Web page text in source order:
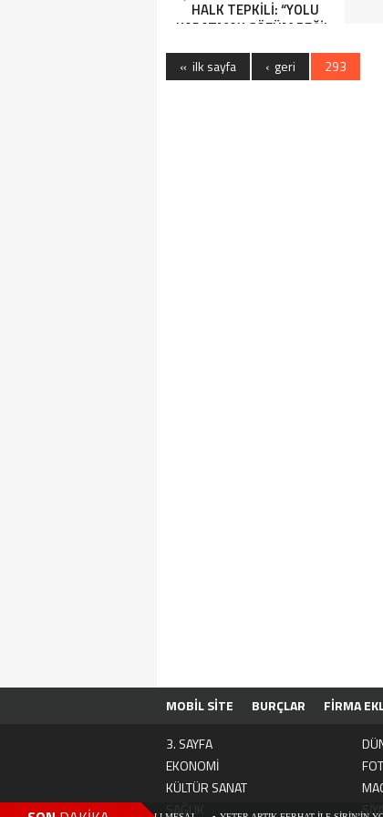
HALK TEPKİLİ: “YOLU
KAPATMAK ÇÖZÜM DEĞİL,
« ilk sayfa ‹ geri 293
MOBİL SİTE BURÇLAR FİRMA
3. SAYFA
EKONOMİ
KÜLTÜR SANAT
SAĞLIK